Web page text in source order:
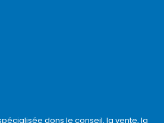
dons le conseil, la vente, la